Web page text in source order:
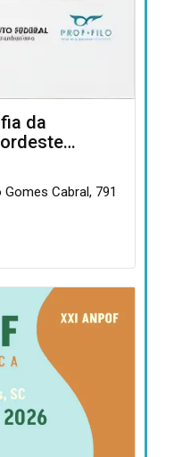
da
do Sertão
Cabral, 791